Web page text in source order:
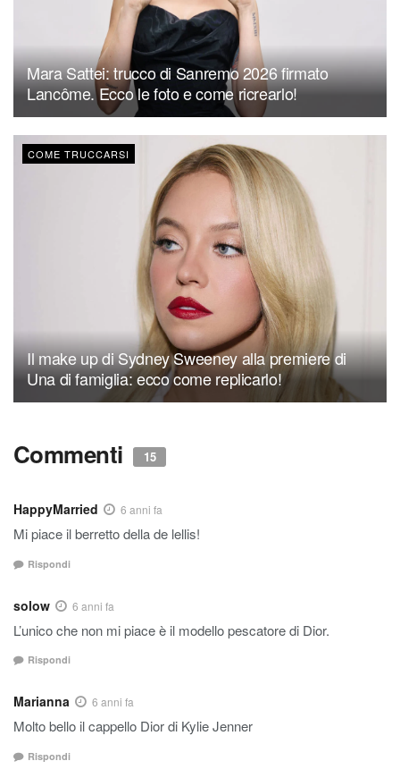
Mara Sattei: trucco di Sanremo 2026 firmato
Lancôme. Ecco le foto e come ricrearlo!
COME TRUCCARSI
Il make up di Sydney Sweeney alla premiere di
Una di famiglia: ecco come replicarlo!
Commenti 15
HappyMarried 6 anni fa
Mi piace il berretto della de lellis!
Rispondi
solow 6 anni fa
L’unico che non mi piace è il modello pescatore di Dior.
Rispondi
Marianna 6 anni fa
Molto bello il cappello Dior di Kylie Jenner
Rispondi